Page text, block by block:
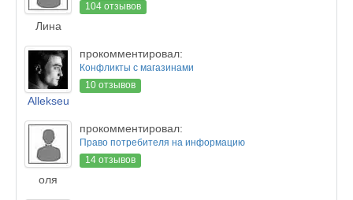
Лина
104 отзывов
Allekseu
прокомментировал:
Конфликты с магазинами
10 отзывов
оля
прокомментировал:
Право потребителя на информацию
14 отзывов